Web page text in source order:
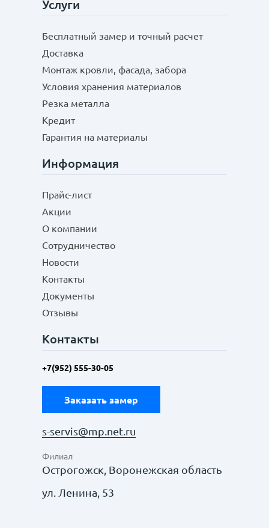
Услуги
Бесплатный замер и точный расчет
Доставка
Монтаж кровли, фасада, забора
Условия хранения материалов
Резка металла
Кредит
Гарантия на материалы
Информация
Прайс-лист
Акции
О компании
Сотрудничество
Новости
Контакты
Документы
Отзывы
Контакты
+7(952) 555-30-05
Заказать замер
s-servis@mp.net.ru
Филиал
Острогожск, Воронежская область
ул. Ленина, 53